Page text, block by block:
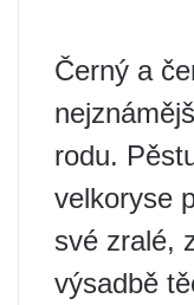
Černý a
rodu.
velkoryse
své zralé,
výsadbě